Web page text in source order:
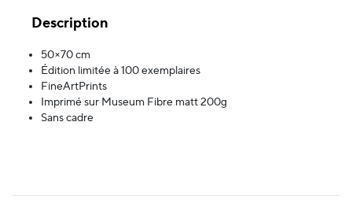
Description
50×70 cm
Édition limitée à 100 exemplaires
FineArtPrints
Imprimé sur Museum Fibre matt 200g
Sans cadre